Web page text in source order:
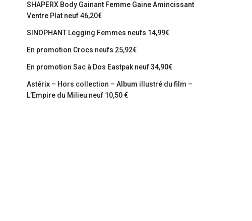
SHAPERX Body Gainant Femme Gaine Amincissant
Ventre Plat neuf 46,20€
SINOPHANT Legging Femmes neufs 14,99€
En promotion Crocs neufs 25,92€
En promotion Sac à Dos Eastpak neuf 34,90€
Astérix – Hors collection – Album illustré du film –
L’Empire du Milieu neuf 10,50 €